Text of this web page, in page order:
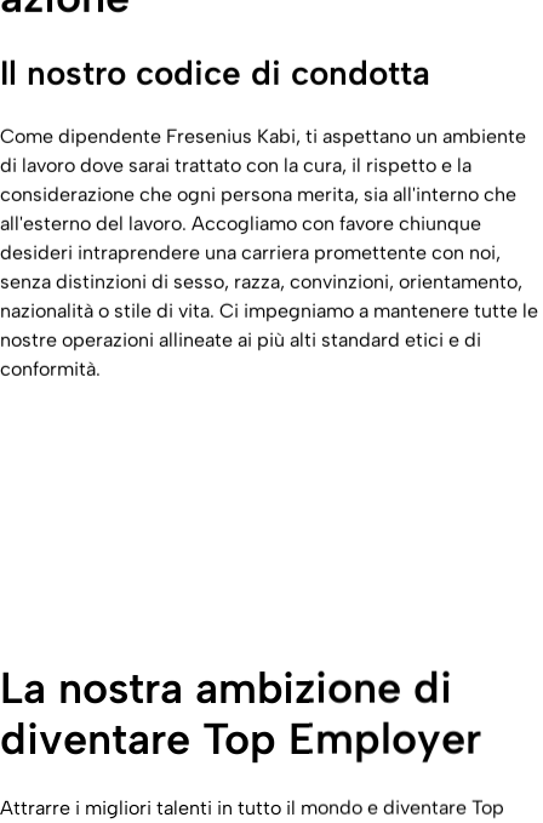
Il nostro codice di condotta
Come dipendente Fresenius Kabi, ti aspettano un ambiente
di lavoro dove sarai trattato con la cura, il rispetto e la
considerazione che ogni persona merita, sia all'interno che
all'esterno del lavoro. Accogliamo con favore chiunque
desideri intraprendere una carriera promettente con noi,
senza distinzioni di sesso, razza, convinzioni, orientamento,
nazionalità o stile di vita. Ci impegniamo a mantenere tutte le
nostre operazioni allineate ai più alti standard etici e di
conformità.
La nostra ambizione di
diventare Top Employer
Attrarre i migliori talenti in tutto il mondo e diventare Top